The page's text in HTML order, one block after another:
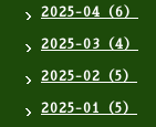
2025-04（6）
2025-03（4）
2025-02（5）
2025-01（5）